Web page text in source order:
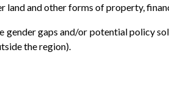
land and other forms of property,
gender gaps and/or potential policy
the region).